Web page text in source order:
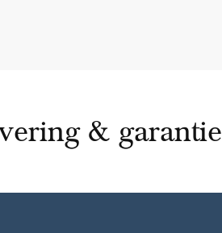
& garantie